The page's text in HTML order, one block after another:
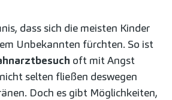
dass sich die meisten Kinder
Unbekannten fürchten. So ist
oft mit Angst
selten fließen deswegen
Doch es gibt Möglichkeiten,